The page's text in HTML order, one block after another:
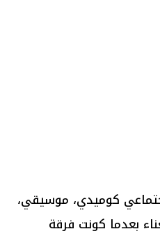
كوميدي، موسيقي،
بعدما كونت فرقة